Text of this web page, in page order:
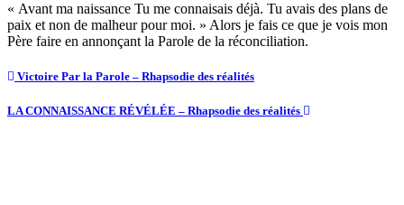
« Avant ma naissance Tu me connaisais déjà. Tu avais des plans de
paix et non de malheur pour moi. » Alors je fais ce que je vois mon
Père faire en annonçant la Parole de la réconciliation.
Victoire Par la Parole – Rhapsodie des réalités
LA CONNAISSANCE RÉVÉLÉE – Rhapsodie des réalités